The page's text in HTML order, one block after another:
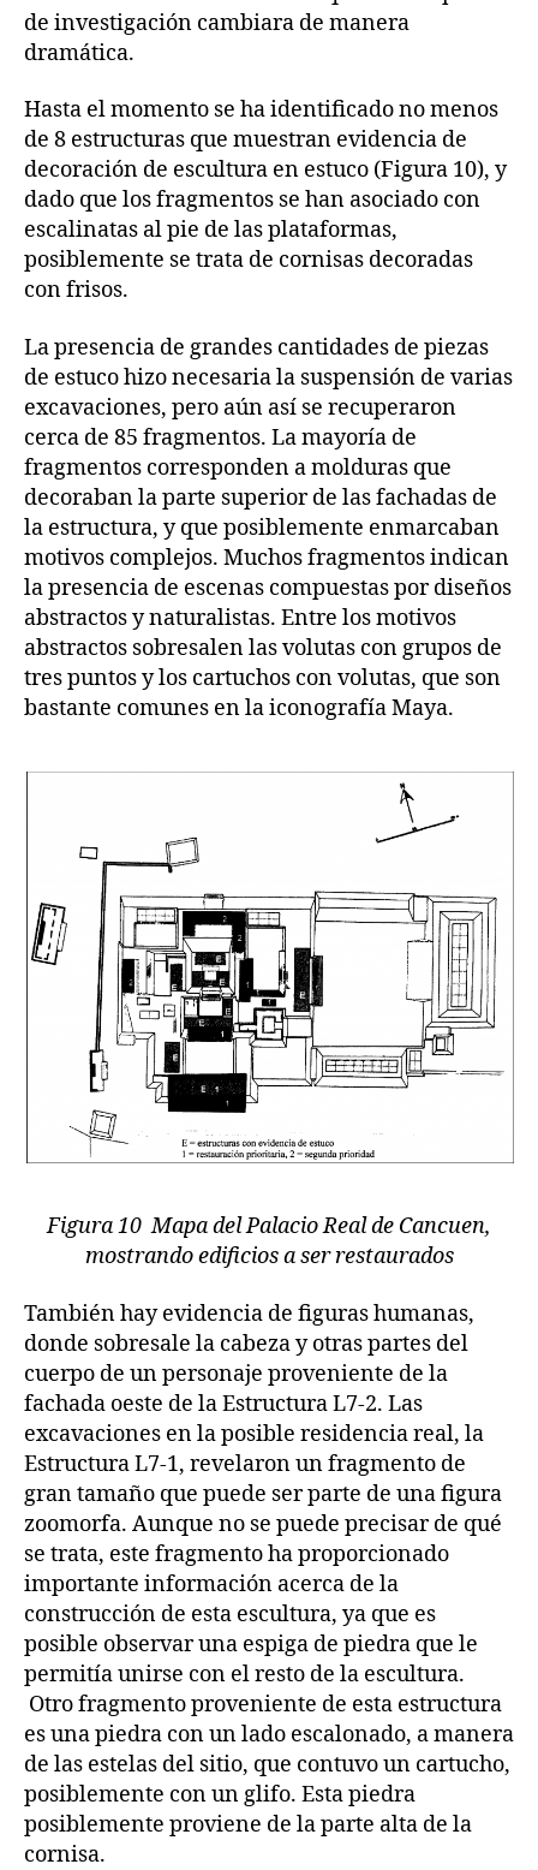
de investigación cambiara de manera
dramática.
Hasta el momento se ha identificado no menos
de 8 estructuras que muestran evidencia de
decoración de escultura en estuco (Figura 10), y
dado que los fragmentos se han asociado con
escalinatas al pie de las plataformas,
posiblemente se trata de cornisas decoradas
con frisos.
La presencia de grandes cantidades de piezas
de estuco hizo necesaria la suspensión de varias
excavaciones, pero aún así se recuperaron
cerca de 85 fragmentos. La mayoría de
fragmentos corresponden a molduras que
decoraban la parte superior de las fachadas de
la estructura, y que posiblemente enmarcaban
motivos complejos. Muchos fragmentos indican
la presencia de escenas compuestas por diseños
abstractos y naturalistas. Entre los motivos
abstractos sobresalen las volutas con grupos de
tres puntos y los cartuchos con volutas, que son
bastante comunes en la iconografía Maya.
Figura 10 Mapa del Palacio Real de Cancuen,
mostrando edificios a ser restaurados
También hay evidencia de figuras humanas,
donde sobresale la cabeza y otras partes del
cuerpo de un personaje proveniente de la
fachada oeste de la Estructura L7-2. Las
excavaciones en la posible residencia real, la
Estructura L7-1, revelaron un fragmento de
gran tamaño que puede ser parte de una figura
zoomorfa. Aunque no se puede precisar de qué
se trata, este fragmento ha proporcionado
importante información acerca de la
construcción de esta escultura, ya que es
posible observar una espiga de piedra que le
permitía unirse con el resto de la escultura.
Otro fragmento proveniente de esta estructura
es una piedra con un lado escalonado, a manera
de las estelas del sitio, que contuvo un cartucho,
posiblemente con un glifo. Esta piedra
posiblemente proviene de la parte alta de la
cornisa.